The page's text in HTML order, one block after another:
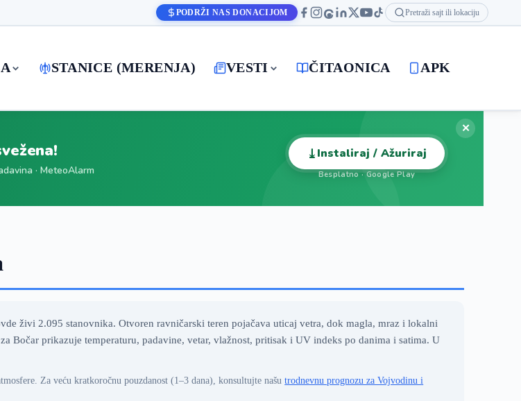
PODRŽI NAS DONACIJOM Pretraži sajt ili lokaciju
STANICE (MERENJA) VESTI ČITAONICA APK
· MeteoAlarm
⤓Instaliraj / Ažuriraj
Besplatno · Google Play
✕
živi 2.095 stanovnika. Otvoren ravničarski teren pojačava uticaj vetra, dok magla, mraz i lokalni
Bočar prikazuje temperaturu, padavine, vetar, vlažnost, pritisak i UV indeks po danima i satima. U
Za veću kratkoročnu pouzdanost (1–3 dana), konsultujte našutrodnevnu prognozu za Vojvodinu i